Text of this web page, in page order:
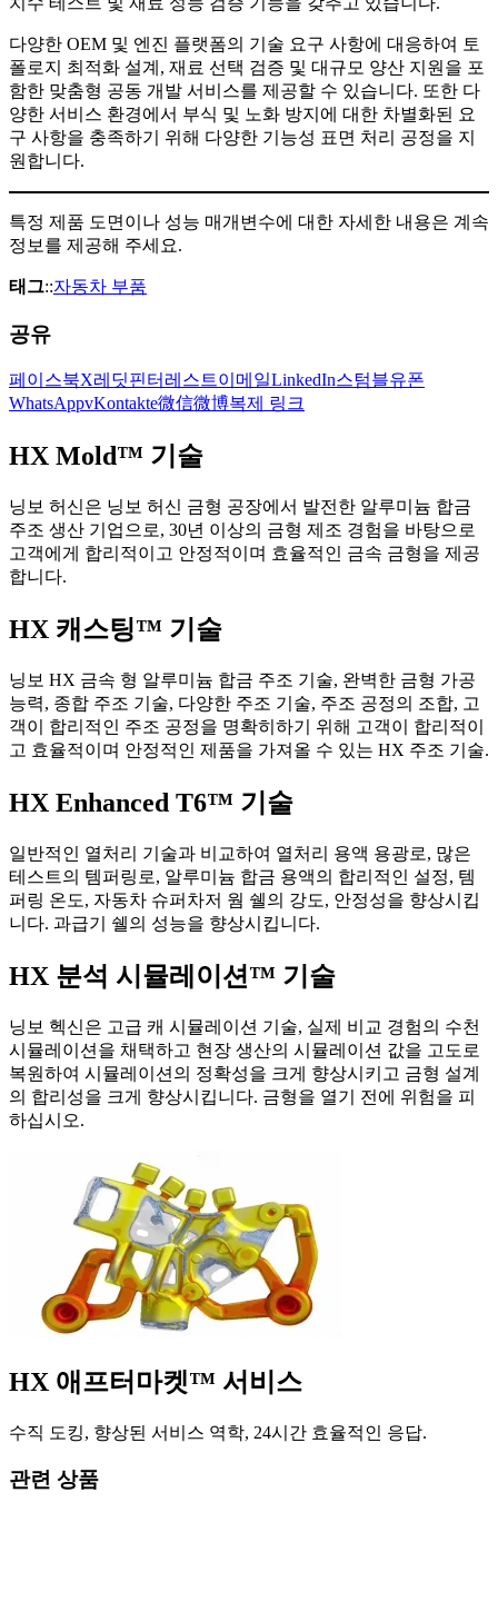
다양한 OEM 및 엔진 플랫폼의 기술 요구 사항에 대응하여 토
폴로지 최적화 설계, 재료 선택 검증 및 대규모 양산 지원을 포
함한 맞춤형 공동 개발 서비스를 제공할 수 있습니다. 또한 다
양한 서비스 환경에서 부식 및 노화 방지에 대한 차별화된 요
구 사항을 충족하기 위해 다양한 기능성 표면 처리 공정을 지
원합니다.
특정 제품 도면이나 성능 매개변수에 대한 자세한 내용은 계속
정보를 제공해 주세요.
태그::자동차 부품
공유
페이스북X레딧핀터레스트이메일LinkedIn스텀블유폰
WhatsAppvKontakte微信微博복제 링크
HX Mold™ 기술
닝보 허신은 닝보 허신 금형 공장에서 발전한 알루미늄 합금
주조 생산 기업으로, 30년 이상의 금형 제조 경험을 바탕으로
고객에게 합리적이고 안정적이며 효율적인 금속 금형을 제공
합니다.
HX 캐스팅™ 기술
닝보 HX 금속 형 알루미늄 합금 주조 기술, 완벽한 금형 가공
능력, 종합 주조 기술, 다양한 주조 기술, 주조 공정의 조합, 고
객이 합리적인 주조 공정을 명확히하기 위해 고객이 합리적이
고 효율적이며 안정적인 제품을 가져올 수 있는 HX 주조 기술.
HX Enhanced T6™ 기술
일반적인 열처리 기술과 비교하여 열처리 용액 용광로, 많은
테스트의 템퍼링로, 알루미늄 합금 용액의 합리적인 설정, 템
퍼링 온도, 자동차 슈퍼차저 웜 쉘의 강도, 안정성을 향상시킵
니다. 과급기 쉘의 성능을 향상시킵니다.
HX 분석 시뮬레이션™ 기술
닝보 헥신은 고급 캐 시뮬레이션 기술, 실제 비교 경험의 수천
시뮬레이션을 채택하고 현장 생산의 시뮬레이션 값을 고도로
복원하여 시뮬레이션의 정확성을 크게 향상시키고 금형 설계
의 합리성을 크게 향상시킵니다. 금형을 열기 전에 위험을 피
하십시오.
HX 애프터마켓™ 서비스
수직 도킹, 향상된 서비스 역학, 24시간 효율적인 응답.
관련 상품